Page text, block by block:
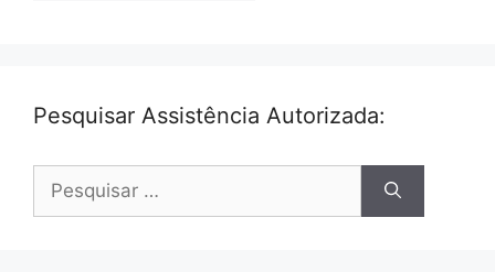
Pesquisar Assistência Autorizada:
por: